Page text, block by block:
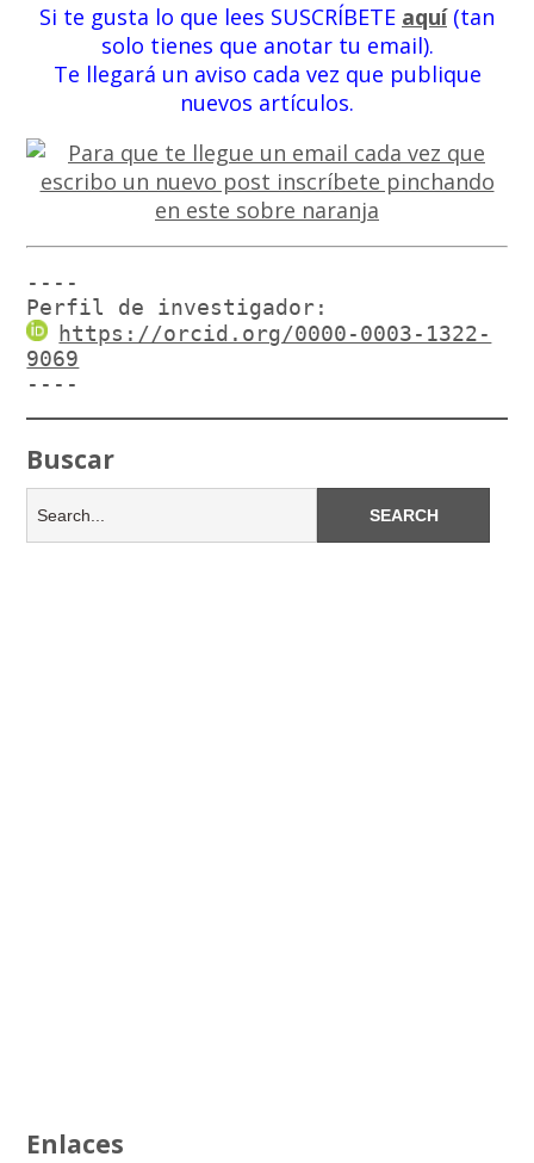
Si te gusta lo que lees SUSCRÍBETE aquí(tan
solo tienes que anotar tu email).
Te llegará un aviso cada vez que publique
nuevos artículos.
----
Perfil de investigador:
https://orcid.org/0000-0003-1322-
9069
----
Buscar
Enlaces